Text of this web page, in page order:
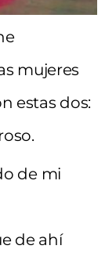
mujeres
estas dos:
de mi
de ahí